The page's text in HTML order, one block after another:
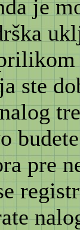
je
ste
pre